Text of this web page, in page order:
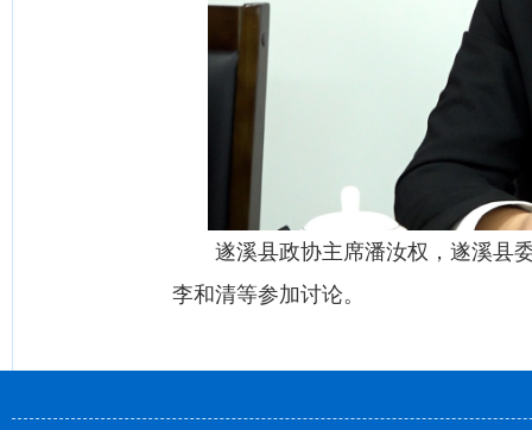
遂溪县政协主席潘汝权，遂溪县委
李和清等参加讨论。